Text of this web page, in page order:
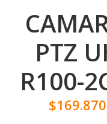
PTZ
R100-